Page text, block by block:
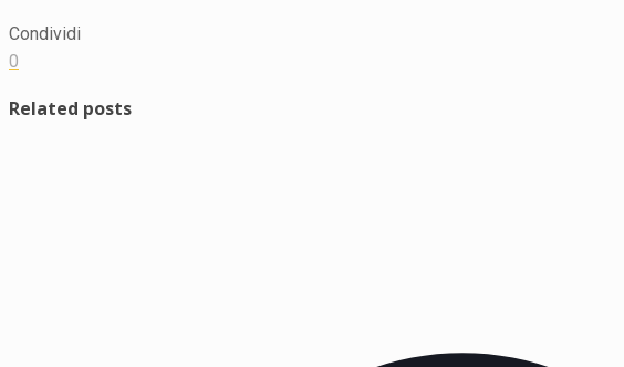
Condividi
0
Related posts